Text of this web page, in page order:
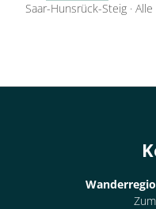
Saar-Hunsrück-Steig ·